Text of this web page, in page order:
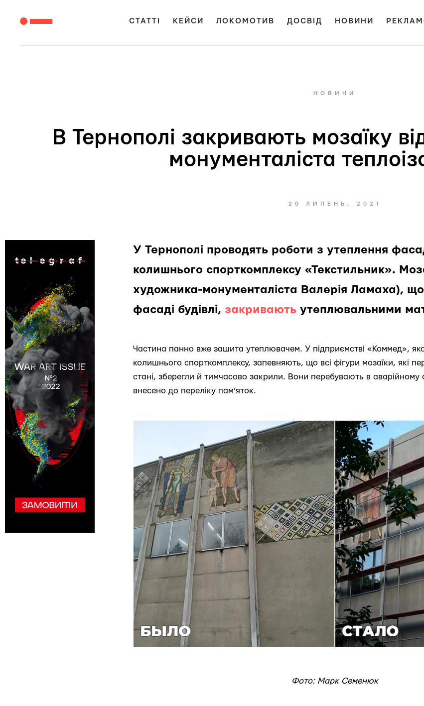
СТАТТІ КЕЙСИ ЛОКОМОТИВ ДОСВІД НОВИНИ
НОВИНИ
В Тернополі закривають мозаїку
монументаліста
20 ЛИПЕНЬ, 2021
У Тернополі проводять роботи з утеплення
колишнього спорткомплексу «Текстильник».
художника-монументаліста Валерія Ламаха),
фасаді будівлі, закривають утеплювальними
Частина панно вже зашита утеплювачем. У підприємстві «Коммед»,
колишнього спорткомплексу, запевняють, що всі фігури мозаїки, які
стані, зберегли й тимчасово закрили. Вони перебувають в аварійному
внесено до переліку пам’яток.
Фото: Марк Семенюк